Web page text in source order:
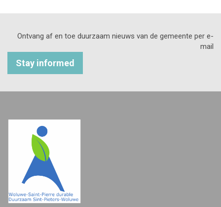
Ontvang af en toe duurzaam nieuws van de gemeente per e-
mail
Stay informed